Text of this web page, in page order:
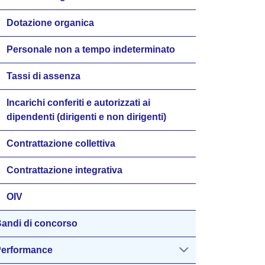
Dotazione organica
Personale non a tempo indeterminato
Tassi di assenza
Incarichi conferiti e autorizzati ai
dipendenti (dirigenti e non dirigenti)
Contrattazione collettiva
Contrattazione integrativa
OIV
di concorso